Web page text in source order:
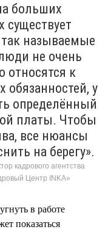
больших
существует
называемые
не очень
относятся к
обязанностей, у
определённый
платы. Чтобы
все нюансы
на берегу».
кадрового агентства
Центр INKA»
в работе
показаться